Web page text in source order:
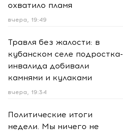
охватило пламя
вчера, 19:49
Травля без жалости: в
кубанском селе подростка-
инвалида добивали
камнями и кулаками
вчера, 19:34
Политические итоги
недели. Мы ничего не